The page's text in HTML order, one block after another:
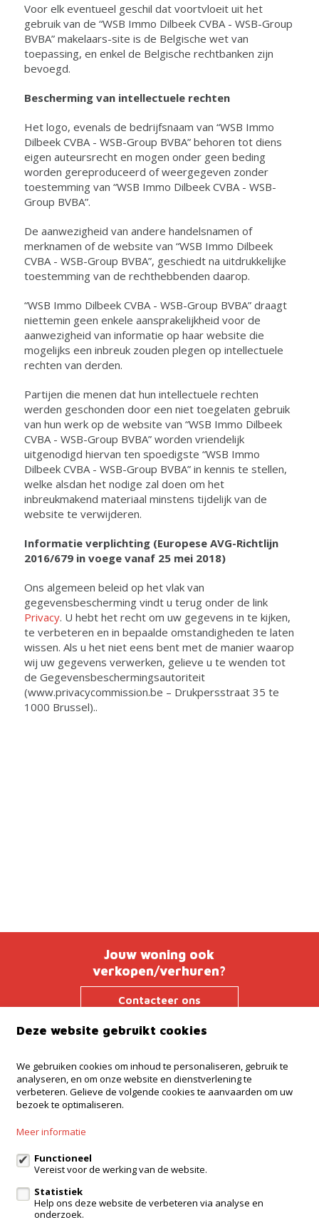
Voor elk eventueel geschil dat voortvloeit uit het
gebruik van de “WSB Immo Dilbeek CVBA - WSB-Group
BVBA” makelaars-site is de Belgische wet van
toepassing, en enkel de Belgische rechtbanken zijn
bevoegd.
Bescherming van intellectuele rechten
Het logo, evenals de bedrijfsnaam van “WSB Immo
Dilbeek CVBA - WSB-Group BVBA” behoren tot diens
eigen auteursrecht en mogen onder geen beding
worden gereproduceerd of weergegeven zonder
toestemming van “WSB Immo Dilbeek CVBA - WSB-
Group BVBA”.
De aanwezigheid van andere handelsnamen of
merknamen of de website van “WSB Immo Dilbeek
CVBA - WSB-Group BVBA”, geschiedt na uitdrukkelijke
toestemming van de rechthebbenden daarop.
“WSB Immo Dilbeek CVBA - WSB-Group BVBA” draagt
niettemin geen enkele aansprakelijkheid voor de
aanwezigheid van informatie op haar website die
mogelijks een inbreuk zouden plegen op intellectuele
rechten van derden.
Partijen die menen dat hun intellectuele rechten
werden geschonden door een niet toegelaten gebruik
van hun werk op de website van “WSB Immo Dilbeek
CVBA - WSB-Group BVBA” worden vriendelijk
uitgenodigd hiervan ten spoedigste “WSB Immo
Dilbeek CVBA - WSB-Group BVBA” in kennis te stellen,
welke alsdan het nodige zal doen om het
inbreukmakend materiaal minstens tijdelijk van de
website te verwijderen.
Informatie verplichting (Europese AVG-Richtlijn
2016/679 in voege vanaf 25 mei 2018)
Ons algemeen beleid op het vlak van
gegevensbescherming vindt u terug onder de link
Privacy. U hebt het recht om uw gegevens in te kijken,
te verbeteren en in bepaalde omstandigheden te laten
wissen. Als u het niet eens bent met de manier waarop
wij uw gegevens verwerken, gelieve u te wenden tot
de Gegevensbeschermingsautoriteit
(www.privacycommission.be – Drukpersstraat 35 te
1000 Brussel)..
Jouw woning ook
verkopen/verhuren?
Contacteer ons
Kantoor Ninove
Onderwijslaan 45, 9400 Ninove
Kantoor Dilbeek
Kantoor Kampenhout
Zeypestraat 52B, Kampenhout
eigenaarslogin
Deze website gebruikt cookies
We gebruiken cookies om inhoud te personaliseren, gebruik te
analyseren, en om onze website en dienstverlening te
verbeteren. Gelieve de volgende cookies te aanvaarden om uw
bezoek te optimaliseren.
Meer informatie
Functioneel
Vereist voor de werking van de website.
Statistiek
Help ons deze website de verbeteren via analyse en
onderzoek.